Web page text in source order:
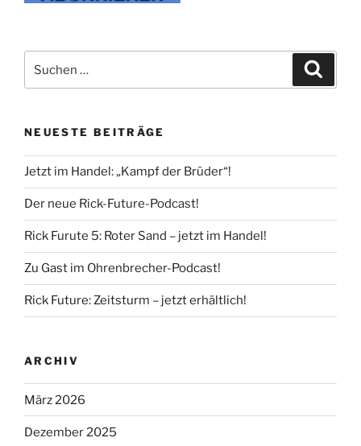
nach:
NEUESTE BEITRÄGE
Jetzt im Handel: „Kampf der Brüder“!
Der neue Rick-Future-Podcast!
Rick Furute 5: Roter Sand – jetzt im Handel!
Zu Gast im Ohrenbrecher-Podcast!
Rick Future: Zeitsturm – jetzt erhältlich!
ARCHIV
März 2026
Dezember 2025